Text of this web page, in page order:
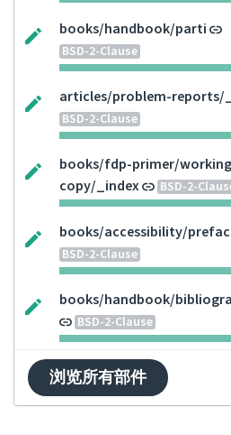
books/handbook/parti
BSD-2-Clause
articles/problem-reports/
BSD-2-Clause
books/fdp-primer/
copy/_index
BSD-2-
books/accessibility/
BSD-2-Clause
books/handbook/
BSD-2-Clause
浏览所有部件